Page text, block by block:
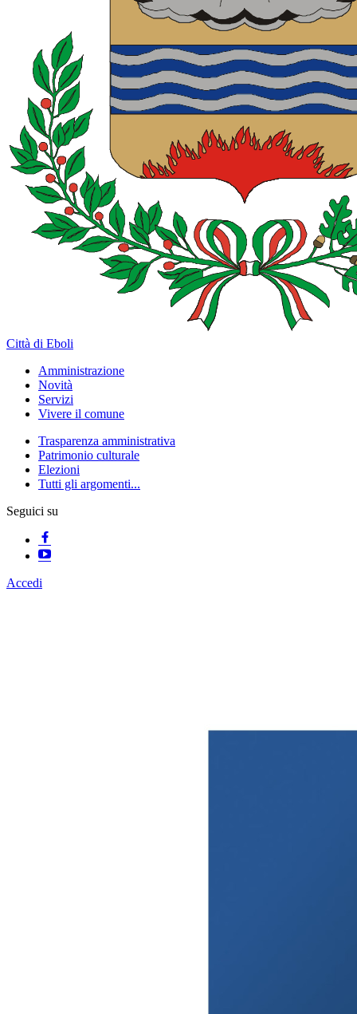
Città di Eboli
Amministrazione
Novità
Servizi
Vivere il comune
Trasparenza amministrativa
Patrimonio culturale
Elezioni
Tutti gli argomenti...
Seguici su
Accedi